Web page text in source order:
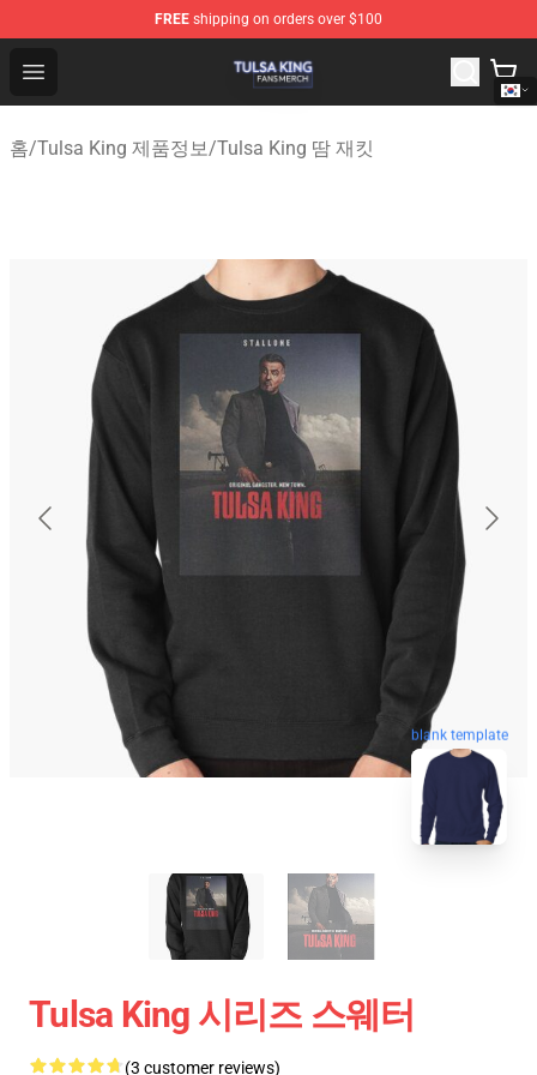
FREE shipping on orders over $100
Open menu
Tulsa King Shop - Official Tulsa King Merchandise Store
홈/Tulsa King 제품정보/Tulsa King 땀 재킷
blank template
Tulsa King 시리즈 스웨터
(3 customer reviews)